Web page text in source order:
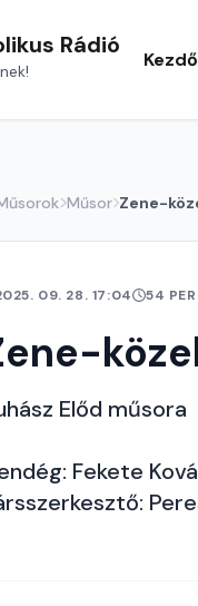
Rádió
Műsor Zene-
09. 28. 17:04 54
Előd műsora
Fekete